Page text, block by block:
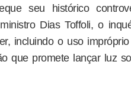
seu histórico
Dias Toffoli, o
incluindo o uso
que promete lançar luz